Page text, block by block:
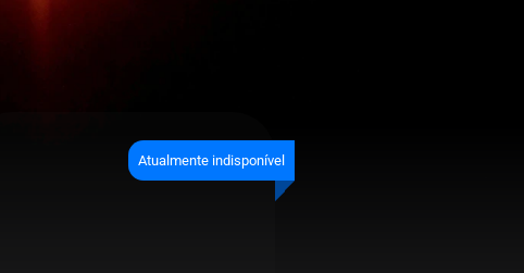
Atualmente indisponível